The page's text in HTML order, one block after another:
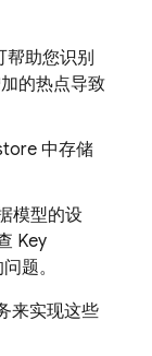
帮助您识别
的热点导致
中存储
模型的设
Key
题。
来实现这些